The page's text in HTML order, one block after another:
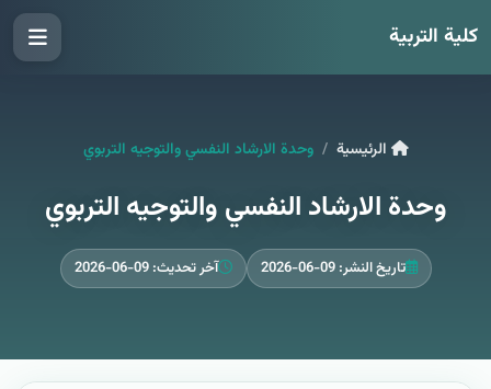
كلية التربية
الرئيسية وحدة الارشاد النفسي والتوجيه التربوي
وحدة الارشاد النفسي والتوجيه التربوي
تاريخ النشر: 09-06-2026 آخر تحديث: 09-06-2026